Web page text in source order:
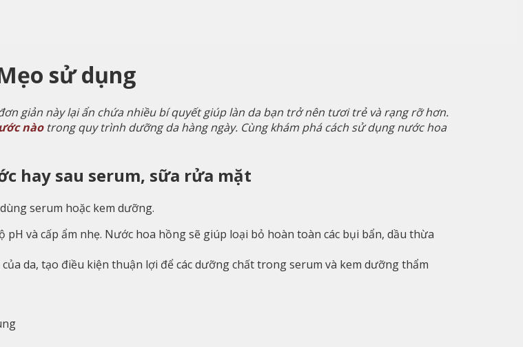
sử dụng
giản này lại ẩn chứa nhiều bí quyết giúp làn da bạn trở nên tươi trẻ và rạng rỡ hơn.
nàotrong quy trình dưỡng da hàng ngày. Cùng khám phá cách sử dụng nước hoa
hay sau serum, sữa rửa mặt
serum hoặc kem dưỡng.
pH và cấp ẩm nhẹ. Nước hoa hồng sẽ giúp loại bỏ hoàn toàn các bụi bẩn, dầu thừa
da, tạo điều kiện thuận lợi để các dưỡng chất trong serum và kem dưỡng thẩm